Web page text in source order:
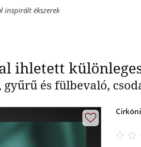
inspirált ékszerek
ihletett
és fülbevaló,